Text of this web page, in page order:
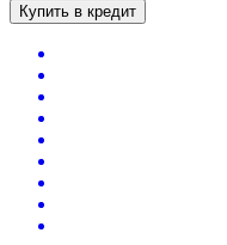
Купить в кредит